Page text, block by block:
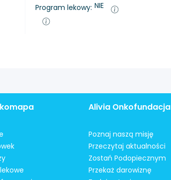
Program lekowy: NIE
Alivia Onkofundacja
Poznaj naszą misję
Przeczytaj aktualności
Zostań Podopiecznym
Przekaż darowiznę